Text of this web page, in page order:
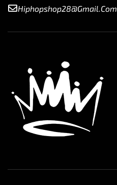
Hiphopshop28@gmail.com